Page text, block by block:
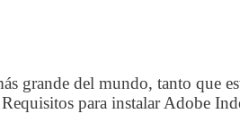
grande del mundo, tanto que
para instalar Adobe